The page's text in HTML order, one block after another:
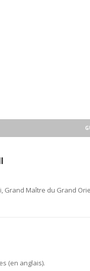
Maître du Grand
(en anglais).